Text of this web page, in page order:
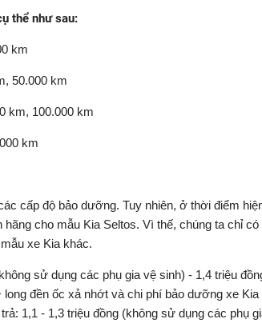
thể như sau:
km
50.000 km
km, 100.000 km
km
cấp độ bảo dưỡng. Tuy nhiên, ở thời điểm
cho mẫu Kia Seltos. Vì thế, chúng ta chỉ
xe Kia khác.
sử dụng các phụ gia vệ sinh) - 1,4 triệu
đền ốc xả nhớt và chi phí bảo dưỡng xe Kia
1,1 - 1,3 triệu đồng (không sử dụng các phụ